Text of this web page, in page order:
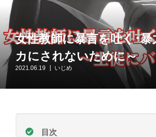
女性教師に暴言を吐く･
カにされないために～
2021.06.19 いじめ
目次